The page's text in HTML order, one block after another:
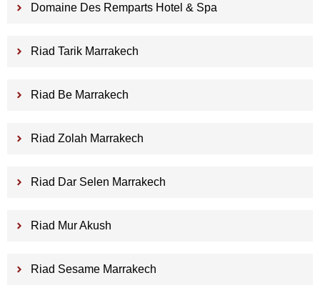
Domaine Des Remparts Hotel & Spa
Riad Tarik Marrakech
Riad Be Marrakech
Riad Zolah Marrakech
Riad Dar Selen Marrakech
Riad Mur Akush
Riad Sesame Marrakech